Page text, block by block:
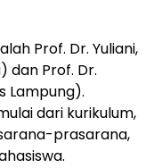
Prof. Dr. Yuliani,
dan Prof. Dr.
Lampung).
dari kurikulum,
prasarana,